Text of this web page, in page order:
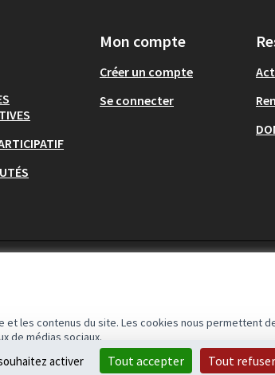
les contenus du site. Les cookies nous permettent
de médias sociaux.
Mon compte
Créer un compte
Se connecter
activer Tout accepter Tout refuser